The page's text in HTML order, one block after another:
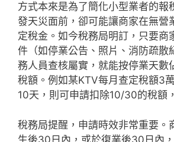
方式本來是為了簡化小型業者的報
發天災面前，卻可能讓商家在無營
定稅金。如今稅務局明訂，只要商
件（如停業公告、照片、消防疏散
務人員查核屬實，就能按停業天數
稅額。例如某KTV每月查定稅額3
10天，則可申請扣除10/30的稅額
稅務局提醒，申請時效非常重要。
生後30日內，或於復業後30日內